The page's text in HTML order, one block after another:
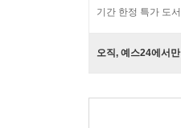
기간 한정 특가 도서
오직, 예스24에서만